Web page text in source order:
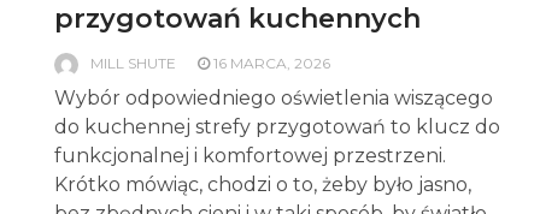
przygotowań kuchennych
MILL SHUTE 16 MARCA, 2026
Wybór odpowiedniego oświetlenia wiszącego
do kuchennej strefy przygotowań to klucz do
funkcjonalnej i komfortowej przestrzeni.
Krótko mówiąc, chodzi o to, żeby było jasno,